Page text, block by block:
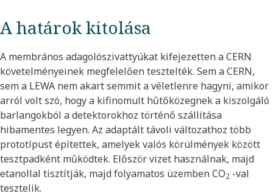
A határok kitolása
A membrános adagolószivattyúkat kifejezetten a CERN
követelményeinek megfelelően tesztelték. Sem a CERN,
sem a LEWA nem akart semmit a véletlenre hagyni, amikor
arról volt szó, hogy a kifinomult hűtőközegnek a kiszolgáló
barlangokból a detektorokhoz történő szállítása
hibamentes legyen. Az adaptált távoli változathoz több
prototípust építettek, amelyek valós körülmények között
tesztpadként működtek. Először vizet használnak, majd
etanollal tisztítják, majd folyamatos üzemben CO2 -val
tesztelik.